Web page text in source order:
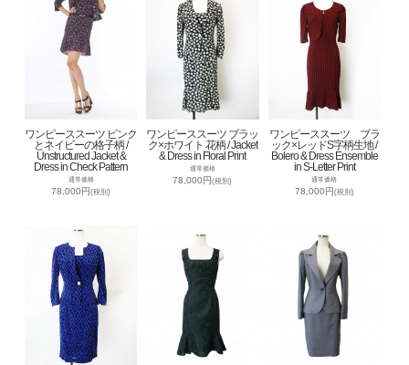
ワンピーススーツ ピンク
とネイビーの格子柄 /
Unstructured Jacket &
Dress in Check Pattern
通常価格
78,000円(税別)
ワンピーススーツ ブラッ
ク×ホワイト 花柄 / Jacket
& Dress in Floral Print
通常価格
78,000円(税別)
ワンピーススーツ ブラ
ック×レッドS字柄生地 /
Bolero & Dress Ensemble
in S-Letter Print
通常価格
78,000円(税別)